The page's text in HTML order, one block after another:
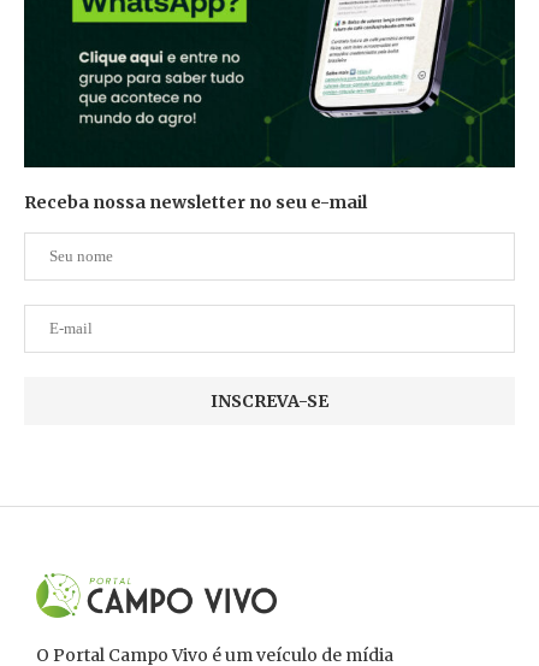
Receba nossa newsletter no seu e-mail
O Portal Campo Vivo é um veículo de mídia